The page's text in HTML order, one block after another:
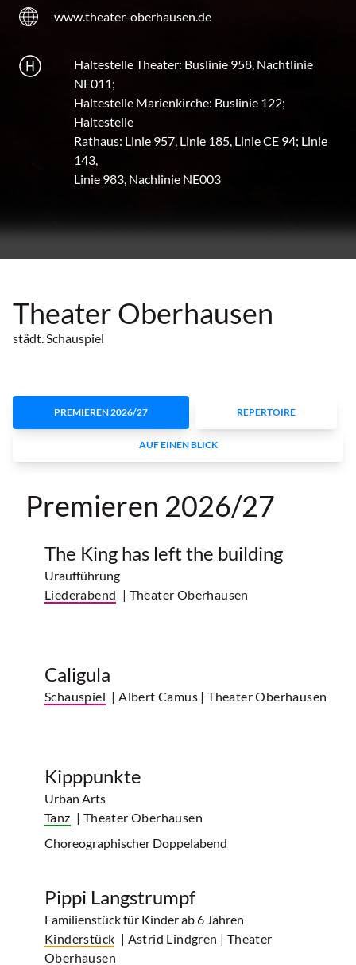
www.theater-oberhausen.de
Haltestelle Theater: Buslinie 958, Nachtlinie
NE011;
Haltestelle Marienkirche: Buslinie 122;
Haltestelle
Rathaus: Linie 957, Linie 185, Linie CE 94; Linie
143,
Linie 983, Nachlinie NE003
Theater Oberhausen
städt. Schauspiel
PREMIEREN 2026/27 REPERTOIRE
AUF EINEN BLICK
Premieren 2026/27
The King has left the building
Uraufführung
Liederabend | Theater Oberhausen
Caligula
Schauspiel | Albert Camus | Theater Oberhausen
Kipppunkte
Urban Arts
Tanz | Theater Oberhausen
Choreographischer Doppelabend
Pippi Langstrumpf
Familienstück für Kinder ab 6 Jahren
Kinderstück | Astrid Lindgren | Theater
Oberhausen